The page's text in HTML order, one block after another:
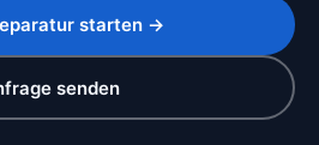
starten →
senden